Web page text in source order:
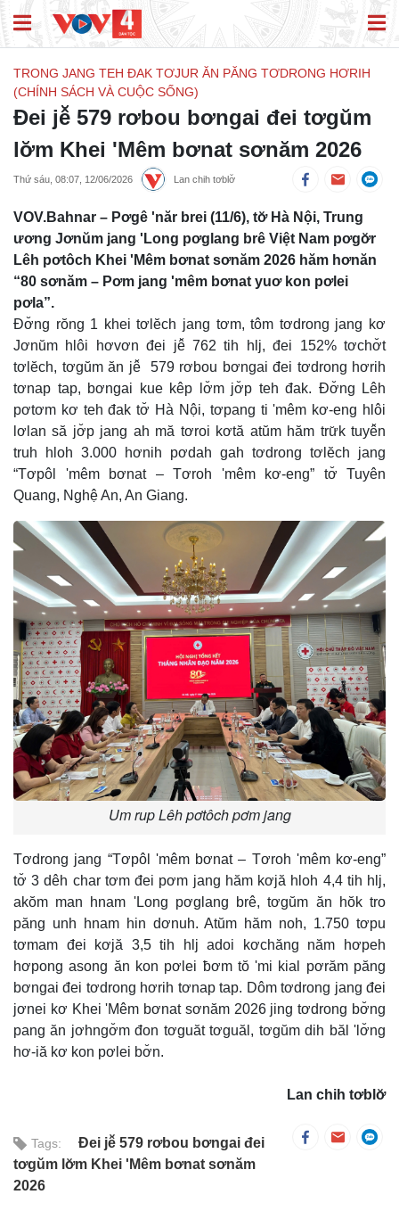
TRONG JANG TEH ĐAK TƠJUR ĂN PĂNG TƠDRONG HƠRIH
(CHÍNH SÁCH VÀ CUỘC SỐNG)
Đei jê̆ 579 rơbou bơngai đei tơgŭm
lơ̆m Khei 'Mêm bơnat sơnăm 2026
Thứ sáu, 08:07, 12/06/2026 Lan chih tơblơ̆
VOV.Bahnar – Pơgê 'năr brei (11/6), tơ̆ Hà Nội, Trung
ương Jơnŭm jang 'Long pơglang brê Việt Nam pơgơ̆r
Lêh pơtôch Khei 'Mêm bơnat sơnăm 2026 hăm hơnăn
“80 sơnăm – Pơm jang 'mêm bơnat yuơ kon pơlei
pơla”.
Đơ̆ng rŏng 1 khei tơlĕch jang tơm, tôm tơdrong jang kơ
Jơnŭm hlôi hơvơn đei jê̆ 762 tih hlj, đei 152% tơchơ̆t
tơlĕch, tơgŭm ăn jê̆ 579 rơbou bơngai đei tơdrong hơrih
tơnap tap, bơngai kue kêp lơ̆m jơ̆p teh đak. Đơ̆ng Lêh
pơtơm kơ teh đak tơ̆ Hà Nội, tơpang ti 'mêm kơ-eng hlôi
lơlan să jơ̆p jang ah mă tơroi kơtă atŭm hăm trư̆k tuyê̆n
truh hloh 3.000 hơnih pơdah gah tơdrong tơlĕch jang
“Tơpôl 'mêm bơnat – Tơroh 'mêm kơ-eng” tơ̆ Tuyên
Quang, Nghệ An, An Giang.
Um rup Lêh pơtôch pơm jang
Tơdrong jang “Tơpôl 'mêm bơnat – Tơroh 'mêm kơ-eng”
tơ̆ 3 dêh char tơm đei pơm jang hăm kơjă hloh 4,4 tih hlj,
akŏm man hnam 'Long pơglang brê, tơgŭm ăn hŏk tro
păng unh hnam hin dơnuh. Atŭm hăm noh, 1.750 tơpu
tơmam đei kơjă 3,5 tih hlj adoi kơchăng năm hơpeh
hơpong asong ăn kon pơlei ƀơm tŏ 'mi kial pơrăm păng
bơngai đei tơdrong hơrih tơnap tap. Dôm tơdrong jang đei
jơnei kơ Khei 'Mêm bơnat sơnăm 2026 jing tơdrong bơ̆ng
pang ăn jơhngơ̆m đon tơguăt tơguăl, tơgŭm dih băl 'lơ̆ng
hơ-iă kơ kon pơlei bơ̆n.
Lan chih tơblơ̆
Tags:
Đei jê̆ 579 rơbou bơngai đei
tơgŭm lơ̆m Khei 'Mêm bơnat sơnăm
2026